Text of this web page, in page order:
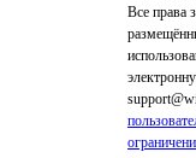
Все права